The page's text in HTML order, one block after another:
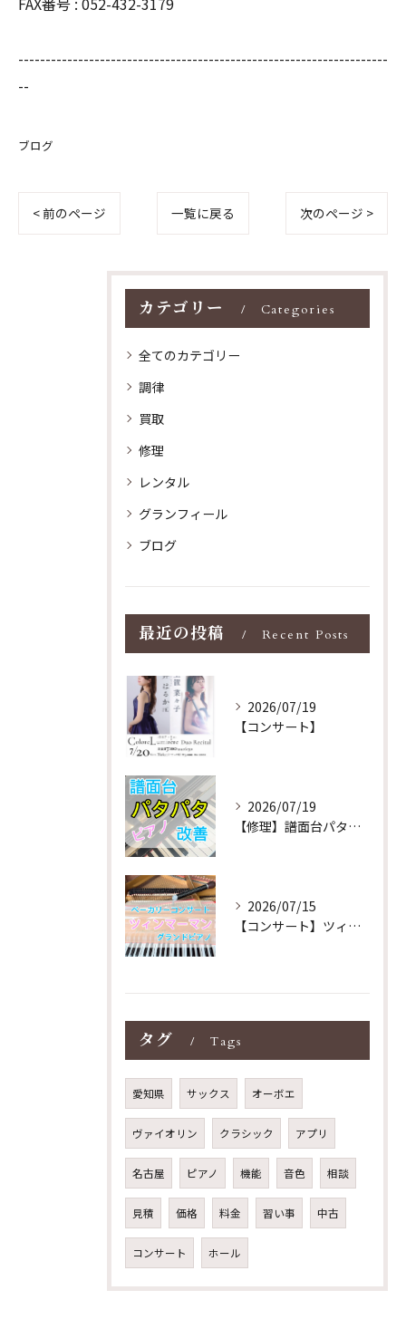
--------------------------------------------------------------------
--
ブログ
< 前のページ 一覧に戻る 次のページ >
カテゴリー Categories
全てのカテゴリー
調律
買取
修理
レンタル
グランフィール
ブログ
最近の投稿 Recent Posts
2026/07/19
【コンサート】
2026/07/19
【修理】譜面台パタパタを改善！ストレス解消！
2026/07/15
【コンサート】ツィンマーマンのグランドピアノ♪木目猫足グラン...
タグ Tags
愛知県 サックス オーボエ
ヴァイオリン クラシック アプリ
名古屋 ピアノ 機能 音色 相談
見積 価格 料金 習い事 中古
コンサート ホール